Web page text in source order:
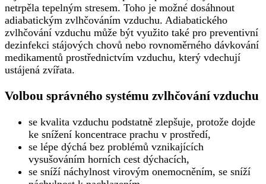
netrpěla tepelným stresem. Toho je možné dosáhnout
adiabatickým zvlhčováním vzduchu. Adiabatického
zvlhčování vzduchu může být využito také pro preventivní
dezinfekci stájových chovů nebo rovnoměrného dávkování
medikamentů prostřednictvím vzduchu, který vdechují
ustájená zvířata.
Volbou správného systému zvlhčování vzduchu
se kvalita vzduchu podstatně zlepšuje, protože dojde
ke snížení koncentrace prachu v prostředí,
se lépe dýchá bez problémů vznikajících
vysušováním horních cest dýchacích,
se sníží náchylnost virovým onemocněním, se sníží